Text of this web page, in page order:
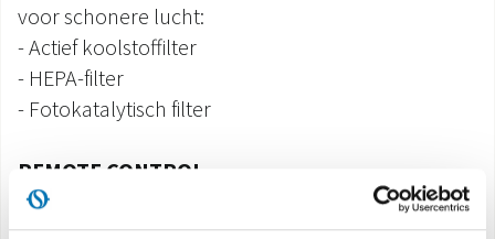
voor schonere lucht:
- Actief koolstoffilter
- HEPA-filter
- Fotokatalytisch filter
REMOTE CONTROL
Multifunctionele afstandsbediening.